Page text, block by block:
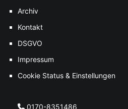
Archiv
Kontakt
DSGVO
Impressum
Cookie Status & Einstellungen
0170-8351486